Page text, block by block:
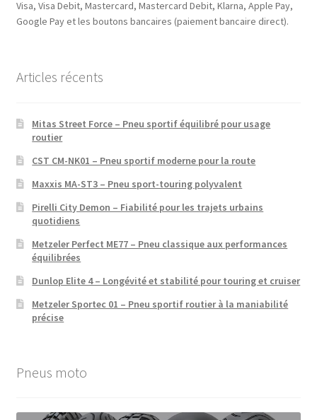
Visa, Visa Debit, Mastercard, Mastercard Debit, Klarna, Apple Pay,
Google Pay et les boutons bancaires (paiement bancaire direct).
Articles récents
Mitas Street Force – Pneu sportif équilibré pour usage
routier
CST CM-NK01 – Pneu sportif moderne pour la route
Maxxis MA-ST3 – Pneu sport-touring polyvalent
Pirelli City Demon – Fiabilité pour les trajets urbains
quotidiens
Metzeler Perfect ME77 – Pneu classique aux performances
équilibrées
Dunlop Elite 4 – Longévité et stabilité pour touring et cruiser
Metzeler Sportec 01 – Pneu sportif routier à la maniabilité
précise
Pneus moto